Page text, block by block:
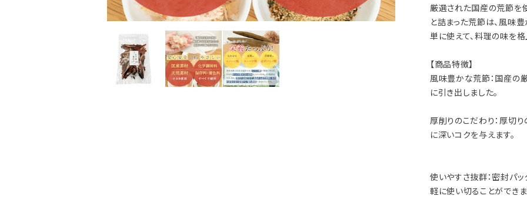
厳選された国産の荒節を
と詰まった荒節は、風味
単に使えて、料理の味を格
【商品特徴】
風味豊かな荒節：国産の
に引き出しました。
厚削りのこだわり：厚切
に深いコクを与えます。
使いやすさ抜群：密封パ
軽に使い切ることができま